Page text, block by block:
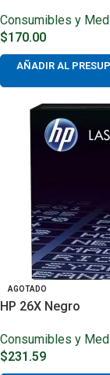
Consumibles y
$170.00
AÑADIR AL
AGOTADO
HP 26X Negro
Consumibles y
$231.59